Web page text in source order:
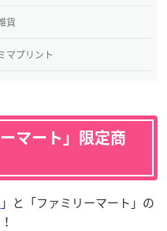
貨
マプリント
マート」限定商
」と「ファミリーマート」の